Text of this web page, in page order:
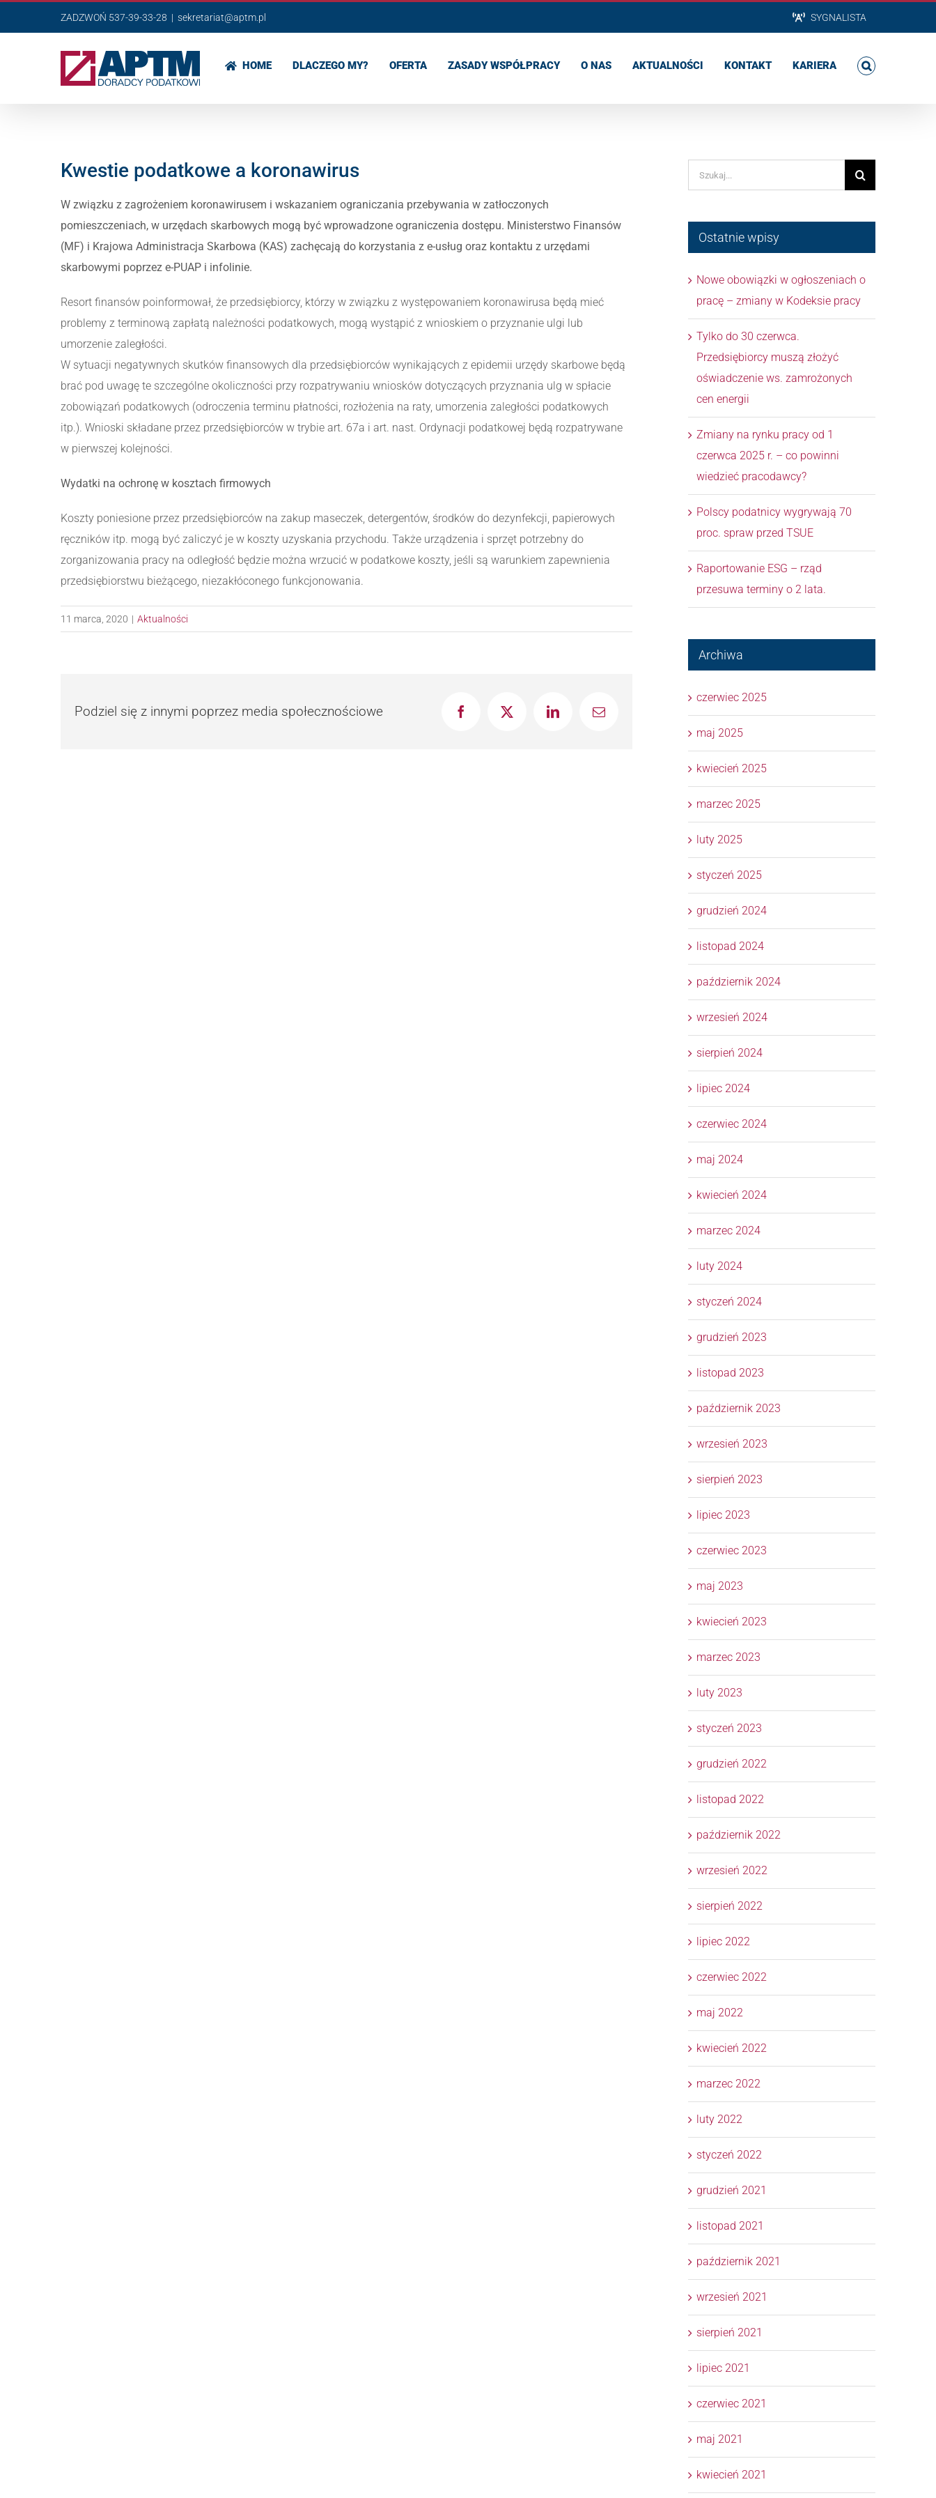
do
ZADZWOŃ 537-39-33-28 | sekretariat@aptm.pl SYGNALISTA
HOME DLACZEGO MY? OFERTA ZASADY WSPÓŁPRACY O NAS AKTUALNOŚCI KONTAKT KARIERA
Kwestie podatkowe a koronawirus
W związku z zagrożeniem koronawirusem i wskazaniem ograniczania przebywania w zatłoczonych
pomieszczeniach, w urzędach skarbowych mogą być wprowadzone ograniczenia dostępu. Ministerstwo Finansów
(MF) i Krajowa Administracja Skarbowa (KAS) zachęcają do korzystania z e-usług oraz kontaktu z urzędami
skarbowymi poprzez e-PUAP i infolinie.
Resort finansów poinformował, że przedsiębiorcy, którzy w związku z występowaniem koronawirusa będą mieć
problemy z terminową zapłatą należności podatkowych, mogą wystąpić z wnioskiem o przyznanie ulgi lub
umorzenie zaległości.
W sytuacji negatywnych skutków finansowych dla przedsiębiorców wynikających z epidemii urzędy skarbowe będą
brać pod uwagę te szczególne okoliczności przy rozpatrywaniu wniosków dotyczących przyznania ulg w spłacie
zobowiązań podatkowych (odroczenia terminu płatności, rozłożenia na raty, umorzenia zaległości podatkowych
itp.). Wnioski składane przez przedsiębiorców w trybie art. 67a i art. nast. Ordynacji podatkowej będą rozpatrywane
w pierwszej kolejności.
Wydatki na ochronę w kosztach firmowych
Koszty poniesione przez przedsiębiorców na zakup maseczek, detergentów, środków do dezynfekcji, papierowych
ręczników itp. mogą być zaliczyć je w koszty uzyskania przychodu. Także urządzenia i sprzęt potrzebny do
zorganizowania pracy na odległość będzie można wrzucić w podatkowe koszty, jeśli są warunkiem zapewnienia
przedsiębiorstwu bieżącego, niezakłóconego funkcjonowania.
11 marca, 2020 | Aktualności
Podziel się z innymi poprzez media społecznościowe FacebookX LinkedInEmail
Szukaj
Ostatnie wpisy
Nowe obowiązki w ogłoszeniach o
pracę – zmiany w Kodeksie pracy
Tylko do 30 czerwca.
Przedsiębiorcy muszą złożyć
oświadczenie ws. zamrożonych
cen energii
Zmiany na rynku pracy od 1
czerwca 2025 r. – co powinni
wiedzieć pracodawcy?
Polscy podatnicy wygrywają 70
proc. spraw przed TSUE
Raportowanie ESG – rząd
przesuwa terminy o 2 lata.
Archiwa
czerwiec 2025
maj 2025
kwiecień 2025
marzec 2025
luty 2025
styczeń 2025
grudzień 2024
listopad 2024
październik 2024
wrzesień 2024
sierpień 2024
lipiec 2024
czerwiec 2024
maj 2024
kwiecień 2024
marzec 2024
luty 2024
styczeń 2024
grudzień 2023
listopad 2023
październik 2023
wrzesień 2023
sierpień 2023
lipiec 2023
czerwiec 2023
maj 2023
kwiecień 2023
marzec 2023
luty 2023
styczeń 2023
grudzień 2022
listopad 2022
październik 2022
wrzesień 2022
sierpień 2022
lipiec 2022
czerwiec 2022
maj 2022
kwiecień 2022
marzec 2022
luty 2022
styczeń 2022
grudzień 2021
listopad 2021
październik 2021
wrzesień 2021
sierpień 2021
lipiec 2021
czerwiec 2021
maj 2021
kwiecień 2021